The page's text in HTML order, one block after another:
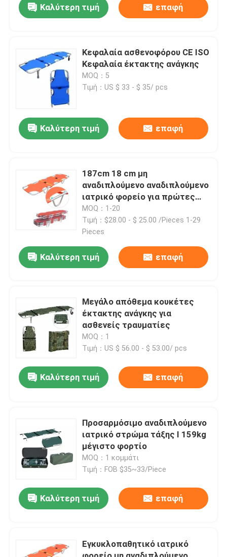
Προϊόντα
Σχετικά με εμάς
Έλεγχος ποιότητας
Επικοινωνήστε μαζί μας
Ειδήσεις
Ζητήστε μια προσφορά
Δίπλωμα του ιατρικού φορείου
Δίπλωμα του φορείου σεσουλών
Φορείο εδρών σκαλοπατιών
Χειρωνακτικά νοσοκομειακά κρεβάτια
Καλύτερη τιμή επαφή
Κεφαλαία ασθενοφόρου CE ISO
Κεφαλαία έκτακτης ανάγκης
MOQ：5
Τιμή：US $ 33 - $ 35/ pcs
Καλύτερη τιμή επαφή
187cm 18 cm μη
αναδιπλούμενο αναδιπλούμενο
ιατρικό φορείο για πρώτες
βοήθειες
MOQ：1-20
Τιμή：$28.00 - $ 25.00 /Pieces 1-29
Pieces
Καλύτερη τιμή επαφή
Μεγάλο απόθεμα κουκέτες
έκτακτης ανάγκης για
ασθενείς τραυματίες
MOQ：1
Τιμή：US $ 56.00 - $ 53.00/ pcs
Καλύτερη τιμή επαφή
Προσαρμόσιμο αναδιπλούμενο
ιατρικό στρώμα τάξης Ι 159kg
μέγιστο φορτίο
MOQ：1 κομμάτι
Τιμή：FOB $35~33/Piece
Καλύτερη τιμή επαφή
Εγκυκλοπαθητικό ιατρικό